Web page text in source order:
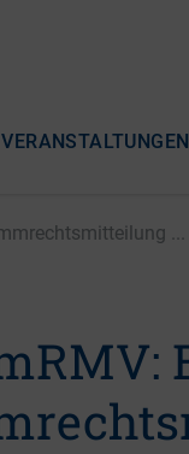
VERANSTALTUNGEN
...